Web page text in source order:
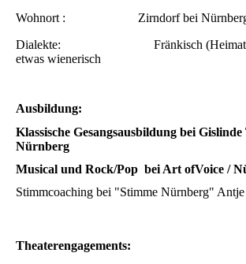
Wohnort : Zirndorf bei Nürnberg/
Dialekte: Fränkisch
etwas wienerisch
Ausbildung:
Klassische Gesangsausbildung bei
Nürnberg
Musical und Rock/Pop bei Art ofVoice /
Stimmcoaching bei "Stimme Nürnberg"
Theaterengagements: